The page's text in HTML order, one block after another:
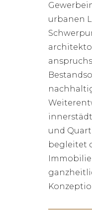
urbanen
und
begleitet